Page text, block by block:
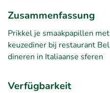
Zusammenfassung
Prikkel je smaakpapillen
keuzediner bij restaurant
dineren in Italiaanse sferen
Verfügbarkeit